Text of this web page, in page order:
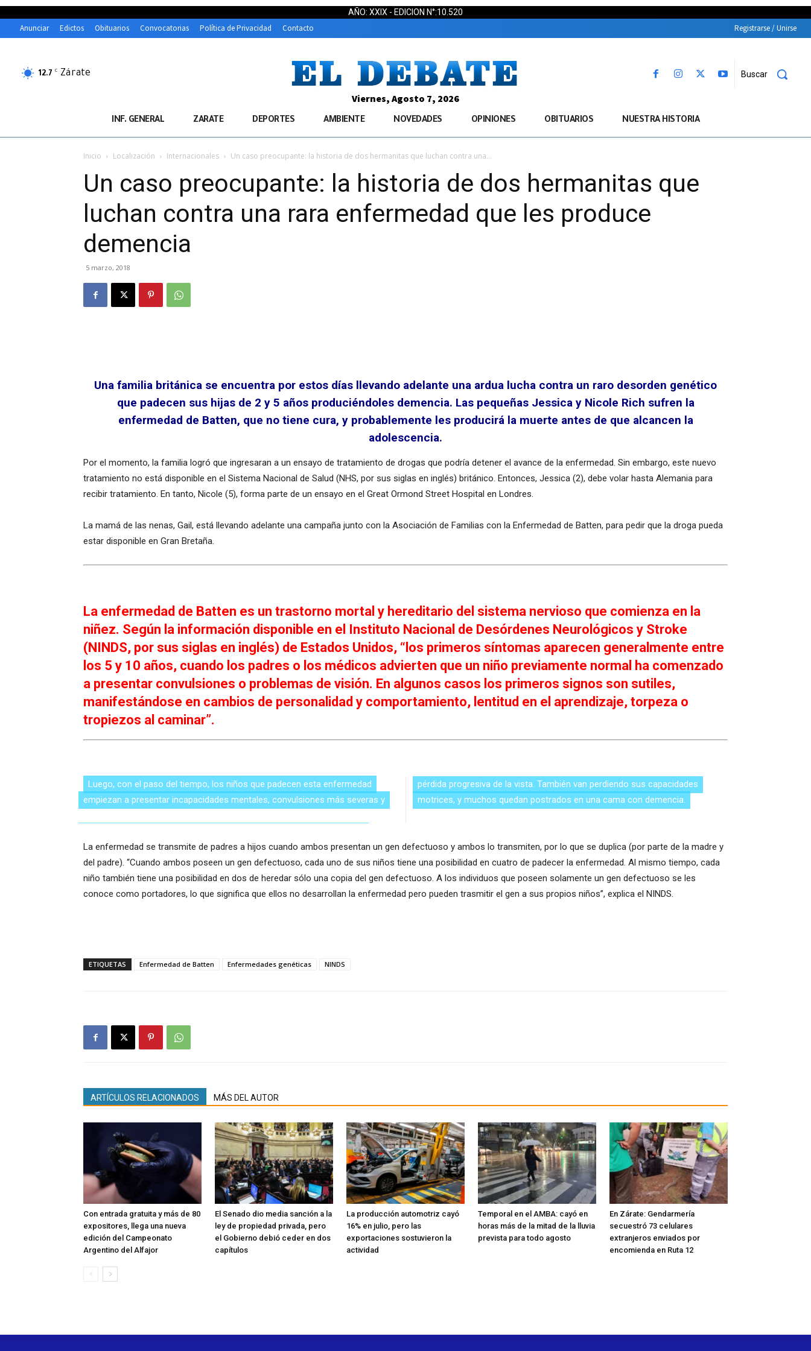
AÑO: XXIX - EDICION N°:10.520
Anunciar Edictos Obituarios Convocatorias Política de Privacidad Contacto Registrarse / Unirse
12.7 C Zárate Buscar
Viernes, Agosto 7, 2026
INF. GENERAL ZARATE DEPORTES AMBIENTE NOVEDADES OPINIONES OBITUARIOS NUESTRA HISTORIA
Inicio Localización Internacionales Un caso preocupante: la historia de dos hermanitas que luchan contra una...
Un caso preocupante: la historia de dos hermanitas que
luchan contra una rara enfermedad que les produce
demencia
5 marzo, 2018
Una familia británica se encuentra por estos días llevando adelante una ardua lucha contra un raro desorden genético
que padecen sus hijas de 2 y 5 años produciéndoles demencia. Las pequeñas Jessica y Nicole Rich sufren la
enfermedad de Batten, que no tiene cura, y probablemente les producirá la muerte antes de que alcancen la
adolescencia.
Por el momento, la familia logró que ingresaran a un ensayo de tratamiento de drogas que podría detener el avance de la enfermedad. Sin embargo, este nuevo
tratamiento no está disponible en el Sistema Nacional de Salud (NHS, por sus siglas en inglés) británico. Entonces, Jessica (2), debe volar hasta Alemania para
recibir tratamiento. En tanto, Nicole (5), forma parte de un ensayo en el Great Ormond Street Hospital en Londres.
La mamá de las nenas, Gail, está llevando adelante una campaña junto con la Asociación de Familias con la Enfermedad de Batten, para pedir que la droga pueda
estar disponible en Gran Bretaña.
La enfermedad de Batten es un trastorno mortal y hereditario del sistema nervioso que comienza en la
niñez. Según la información disponible en el Instituto Nacional de Desórdenes Neurológicos y Stroke
(NINDS, por sus siglas en inglés) de Estados Unidos, “los primeros síntomas aparecen generalmente entre
los 5 y 10 años, cuando los padres o los médicos advierten que un niño previamente normal ha comenzado
a presentar convulsiones o problemas de visión. En algunos casos los primeros signos son sutiles,
manifestándose en cambios de personalidad y comportamiento, lentitud en el aprendizaje, torpeza o
tropiezos al caminar”.
Luego, con el paso del tiempo, los niños que padecen esta enfermedad
empiezan a presentar incapacidades mentales, convulsiones más severas y
pérdida progresiva de la vista. También van perdiendo sus capacidades
motrices, y muchos quedan postrados en una cama con demencia.
La enfermedad se transmite de padres a hijos cuando ambos presentan un gen defectuoso y ambos lo transmiten, por lo que se duplica (por parte de la madre y
del padre). “Cuando ambos poseen un gen defectuoso, cada uno de sus niños tiene una posibilidad en cuatro de padecer la enfermedad. Al mismo tiempo, cada
niño también tiene una posibilidad en dos de heredar sólo una copia del gen defectuoso. A los individuos que poseen solamente un gen defectuoso se les
conoce como portadores, lo que significa que ellos no desarrollan la enfermedad pero pueden trasmitir el gen a sus propios niños”, explica el NINDS.
ETIQUETAS Enfermedad de Batten Enfermedades genéticas NINDS
ARTÍCULOS RELACIONADOS MÁS DEL AUTOR
Con entrada gratuita y más de 80
expositores, llega una nueva
edición del Campeonato
Argentino del Alfajor
El Senado dio media sanción a la
ley de propiedad privada, pero
el Gobierno debió ceder en dos
capítulos
La producción automotriz cayó
16% en julio, pero las
exportaciones sostuvieron la
actividad
Temporal en el AMBA: cayó en
horas más de la mitad de la lluvia
prevista para todo agosto
En Zárate: Gendarmería
secuestró 73 celulares
extranjeros enviados por
encomienda en Ruta 12